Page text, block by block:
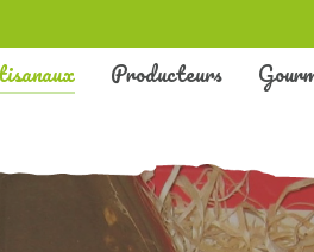
Producteurs